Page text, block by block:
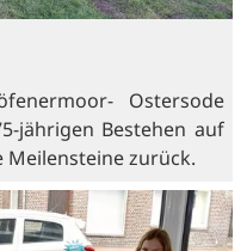
Ostersode
jährigen Bestehen auf
Meilensteine zurück.